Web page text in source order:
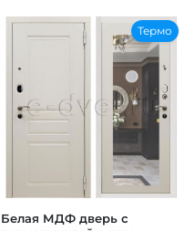
Термо
Белая МДФ дверь с